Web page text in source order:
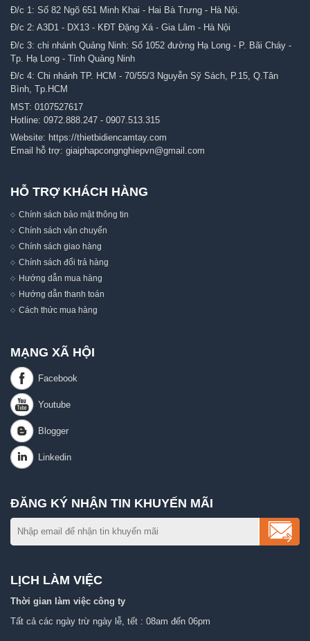
Đ/c 1: Số 82 Ngõ 651 Minh Khai - Hai Bà Trưng - Hà Nội.
Đ/c 2: A3D1 - DX13 - KĐT Đặng Xá - Gia Lâm - Hà Nội
Đ/c 3: chi nhánh Quảng Ninh: Số 1052 đường Hạ Long - P. Bãi Cháy -
Tp. Hạ Long - Tỉnh Quảng Ninh
Đ/c 4: Chi nhánh TP. HCM - 70/55/3 Nguyễn Sỹ Sách, P.15, Q.Tân
Bình, Tp.HCM
MST: 0107527617
Hotline: 0972.888.247 - 0907.513.315
Website: https://thietbidiencamtay.com
Email hỗ trợ: giaiphapcongnghiepvn@gmail.com
HỖ TRỢ KHÁCH HÀNG
Chính sách bảo mật thông tin
Chính sách vận chuyển
Chính sách giao hàng
Chính sách đổi trả hàng
Hướng dẫn mua hàng
Hướng dẫn thanh toán
Cách thức mua hàng
MẠNG XÃ HỘI
ĐĂNG KÝ NHẬN TIN KHUYẾN MÃI
LỊCH LÀM VIỆC
Thời gian làm việc công ty
Tất cả các ngày trừ ngày lễ, tết : 08am đến 06pm